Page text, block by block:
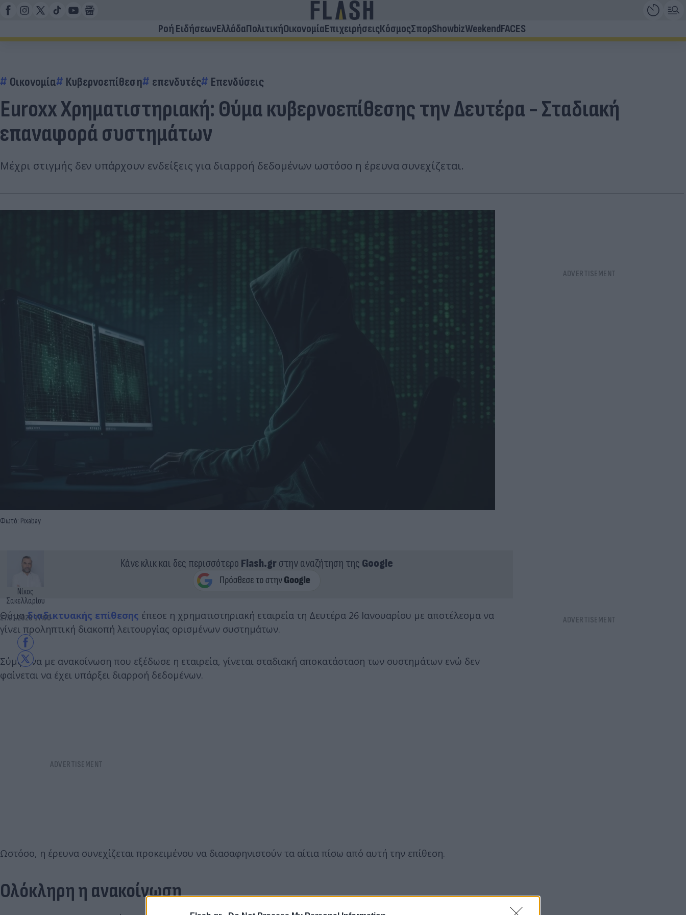
Ροή ΕιδήσεωνΕλλάδαΠολιτικήΟικονομίαΕπιχειρήσειςΚόσμοςΣπορShowbizWeekendFACES
Οικονομία Κυβερνοεπίθεση επενδυτές Επενδύσεις
Εuroxx Xρηματιστηριακή: Θύμα κυβερνοεπίθεσης την Δευτέρα - Σταδιακή
επαναφορά συστημάτων
Μέχρι στιγμής δεν υπάρχουν ενδείξεις για διαρροή δεδομένων ωστόσο η έρευνα συνεχίζεται.
Φωτό: Pixabay
Νίκος
Σακελλαρίου
27.01.2026 17:00
Κάνε κλικ και δες περισσότερο Flash.grστην αναζήτηση της Google
Θύμαδιαδικτυακής επίθεσης έπεσε η χρηματιστηριακή εταιρεία τη Δευτέρα 26 Ιανουαρίου με αποτέλεσμα να
γίνει προληπτική διακοπή λειτουργίας ορισμένων συστημάτων.
Σύμφωνα με ανακοίνωση που εξέδωσε η εταιρεία, γίνεται σταδιακή αποκατάσταση των συστημάτων ενώ δεν
φαίνεται να έχει υπάρξει διαρροή δεδομένων.
Ωστόσο, η έρευνα συνεχίζεται προκειμένου να διασαφηνιστούν τα αίτια πίσω από αυτή την επίθεση.
Ολόκληρη η ανακοίνωση